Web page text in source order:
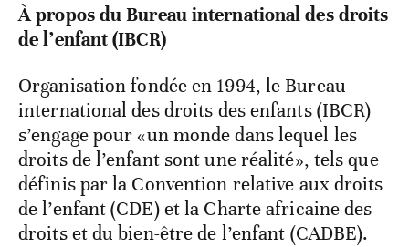
À propos du Bureau international des droits
de l’enfant (IBCR)
Organisation fondée en 1994, le Bureau
international des droits des enfants (IBCR)
s’engage pour «un monde dans lequel les
droits de l’enfant sont une réalité», tels que
définis par la Convention relative aux droits
de l’enfant (CDE) et la Charte africaine des
droits et du bien-être de l’enfant (CADBE).